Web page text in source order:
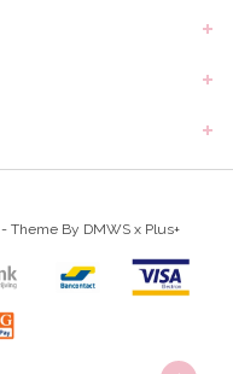
- Theme By DMWS x Plus+